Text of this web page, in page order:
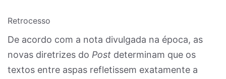
Retrocesso
De acordo com a nota divulgada na época, as
novas diretrizes do Post determinam que os
textos entre aspas refletissem exatamente a